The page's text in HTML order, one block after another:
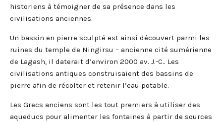
historiens à témoigner de sa présence dans les
civilisations anciennes.
Un bassin en pierre sculpté est ainsi découvert parmi les
ruines du temple de Ningirsu – ancienne cité sumérienne
de Lagash, il daterait d’environ 2000 av. J.-C.. Les
civilisations antiques construisaient des bassins de
pierre afin de récolter et retenir l’eau potable.
Les Grecs anciens sont les tout premiers à utiliser des
aqueducs pour alimenter les fontaines à partir de sources